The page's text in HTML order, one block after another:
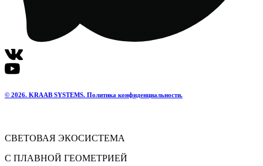
© 2026. KRAAB SYSTEMS. Политика конфиденциальности.
СВЕТОВАЯ ЭКОСИСТЕМА
С ПЛАВНОЙ ГЕОМЕТРИЕЙ